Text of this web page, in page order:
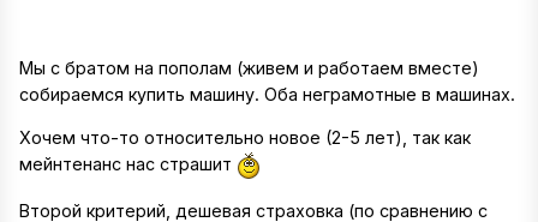
Мы с братом на пополам (живем и работаем вместе)
собираемся купить машину. Оба неграмотные в машинах.
Хочем что-то относительно новое (2-5 лет), так как
мейнтенанс нас страшит
Второй критерий, дешевая страховка (по сравнению с